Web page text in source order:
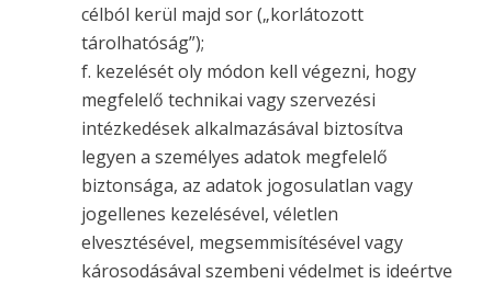
célból kerül majd sor („korlátozott
tárolhatóság”);
f. kezelését oly módon kell végezni, hogy
megfelelő technikai vagy szervezési
intézkedések alkalmazásával biztosítva
legyen a személyes adatok megfelelő
biztonsága, az adatok jogosulatlan vagy
jogellenes kezelésével, véletlen
elvesztésével, megsemmisítésével vagy
károsodásával szembeni védelmet is ideértve